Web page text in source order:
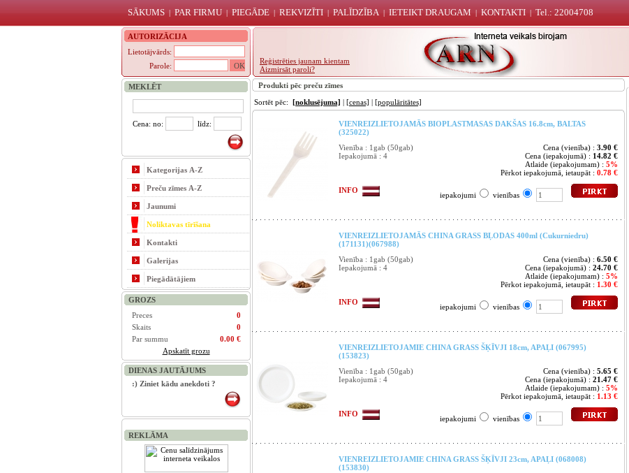
SĀKUMS | PAR FIRMU| PIEGĀDE | REKVIZĪTI | PALĪDZĪBA | IETEIKT DRAUGAM | KONTAKTI | Tel.: 22004708
AUTORIZĀCIJA
Lietotājvārds:
Parole:
Reģistrēties jaunam kientam
Aizmirsāt paroli?
MEKLĒT
Cena: no: līdz:
Kategorijas A-Z
Preču zīmes A-Z
Jaunumi
Noliktavas tīrīšana
Kontakti
Galerijas
Piegādātājiem
GROZS
Preces
0
Skaits
0
Par summu
0.00 €
Apskatīt grozu
DIENAS JAUTĀJUMS
:) Ziniet kādu anekdoti ?
REKLĀMA
Produkti pēc preču zīmes
Sortēt pēc: [noklusējuma] | [cenas] | [populāritātes]
VIENREIZLIETOJAMĀS BIOPLASTMASAS DAKŠAS 16.8cm, BALTAS
(325022)
Vienība : 1gab (50gab)
Iepakojumā : 4
Cena (vienība) : 3.90 €
Cena (iepakojumā) : 14.82 €
Atlaide (iepakojumam) : 5%
Pērkot iepakojumā, ietaupāt : 0.78 €
INFO
iepakojumi vienības
VIENREIZLIETOJAMĀS CHINA GRASS BĻODAS 400ml (Cukurniedru)
(171131)(067988)
Vienība : 1gab (50gab)
Iepakojumā : 4
Cena (vienība) : 6.50 €
Cena (iepakojumā) : 24.70 €
Atlaide (iepakojumam) : 5%
Pērkot iepakojumā, ietaupāt : 1.30 €
INFO
iepakojumi vienības
VIENREIZLIETOJAMIE CHINA GRASS ŠĶĪVJI 18cm, APAĻI (067995)
(153823)
Vienība : 1gab (50gab)
Iepakojumā : 4
Cena (vienība) : 5.65 €
Cena (iepakojumā) : 21.47 €
Atlaide (iepakojumam) : 5%
Pērkot iepakojumā, ietaupāt : 1.13 €
INFO
iepakojumi vienības
VIENREIZLIETOJAMIE CHINA GRASS ŠĶĪVJI 23cm, APAĻI (068008)
(153830)